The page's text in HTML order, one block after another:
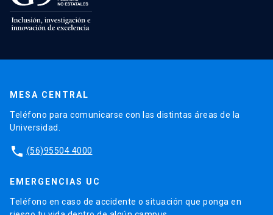
MESA CENTRAL
Teléfono para comunicarse con las distintas áreas de la
Universidad.
phone (56)95504 4000
EMERGENCIAS UC
Teléfono en caso de accidente o situación que ponga en